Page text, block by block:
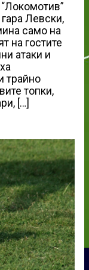
Левски,
само на
на гостите
атаки и
трайно
топки,
[…]